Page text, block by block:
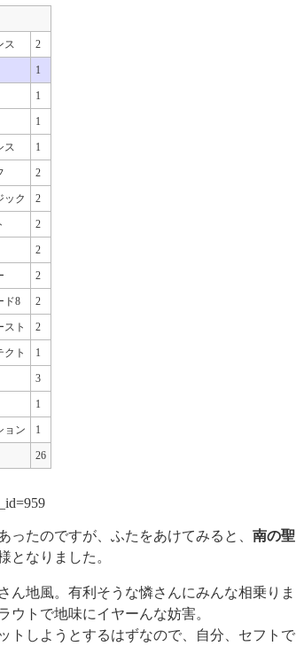
ス 2
1
1
1
ス 1
2
ック 2
2
2
2
ド8 2
スト 2
クト 1
3
1
ョン 1
26
たのですが、ふたをあけてみると、 南の聖
となりました。
ん地風。有利そうな憐さんにみんな相乗りま
トで地味にイヤーんな妨害。
トしようとするはずなので、自分、セフトで